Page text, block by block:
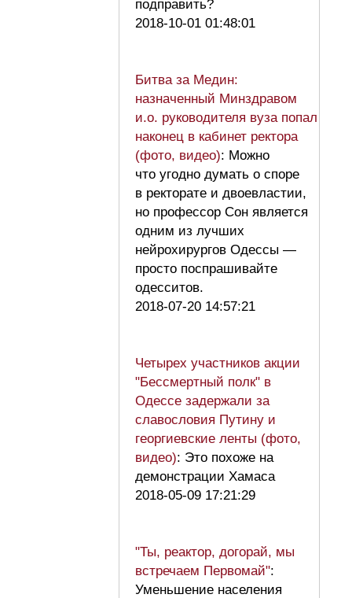
подправить?
2018-10-01 01:48:01
Битва за Медин:
назначенный Минздравом
и.о. руководителя вуза попал
наконец в кабинет ректора
(фото, видео): Можно
что угодно думать о споре
в ректорате и двоевластии,
но профессор Сон является
одним из лучших
нейрохирургов Одессы —
просто поспрашивайте
одесситов.
2018-07-20 14:57:21
Четырех участников акции
"Бессмертный полк" в
Одессе задержали за
славословия Путину и
георгиевские ленты (фото,
видео): Это похоже на
демонстрации Хамаса
2018-05-09 17:21:29
"Ты, реактор, догорай, мы
встречаем Первомай":
Уменьшение населения